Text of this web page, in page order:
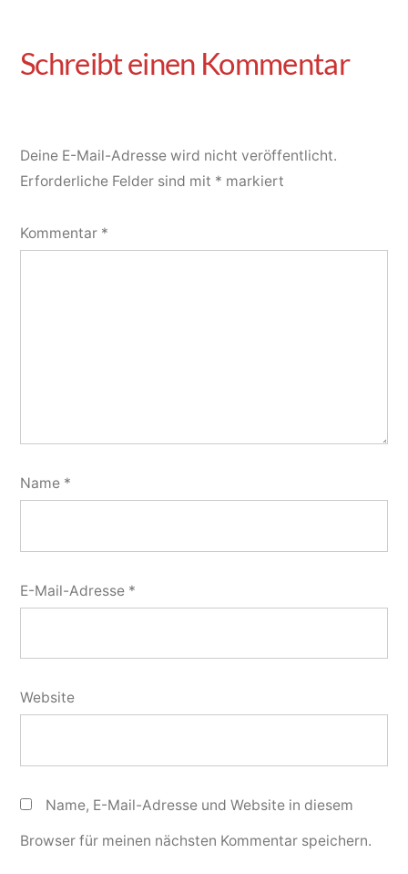
Deine E-Mail-Adresse wird nicht veröffentlicht.
Erforderliche Felder sind mit * markiert
Kommentar *
Name *
E-Mail-Adresse *
Website
Name, E-Mail-Adresse und Website in diesem
Browser für meinen nächsten Kommentar speichern.